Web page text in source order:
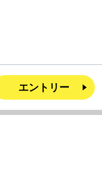
エントリー